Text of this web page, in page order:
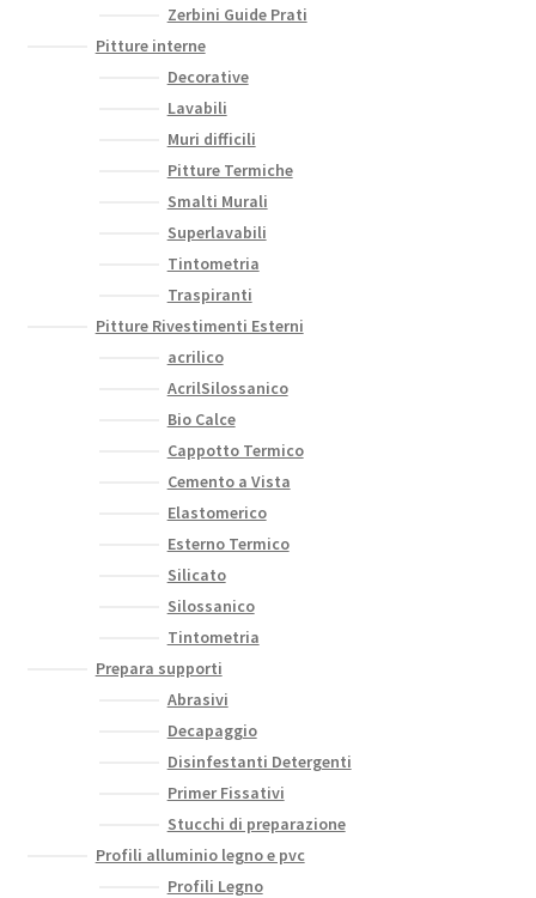
Zerbini Guide Prati
Pitture interne
Decorative
Lavabili
Muri difficili
Pitture Termiche
Smalti Murali
Superlavabili
Tintometria
Traspiranti
Pitture Rivestimenti Esterni
acrilico
AcrilSilossanico
Bio Calce
Cappotto Termico
Cemento a Vista
Elastomerico
Esterno Termico
Silicato
Silossanico
Tintometria
Prepara supporti
Abrasivi
Decapaggio
Disinfestanti Detergenti
Primer Fissativi
Stucchi di preparazione
Profili alluminio legno e pvc
Profili Legno